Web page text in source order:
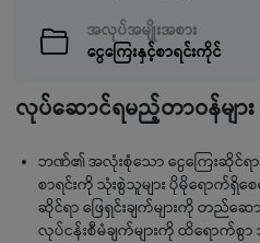
အလုပ်အမျိုးအစား
ငွေကြေးနှင့်စာရင်းကိုင်
လုပ်ဆောင်ရမည့်တာဝန်များ
ဘဏ်၏ အလုံးစုံသော ငွေကြေးဆိုင်
စာရင်းကို သုံးစွဲသူများ ပိုမိုရောက်ရှိ
ဆိုင်ရာ ဖြေရှင်းချက်များကို တည်ဆ
လုပ်ငန်းစီမံချက်များကို ထိရောက်